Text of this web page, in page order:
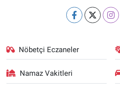
Nöbetçi Eczaneler
Namaz Vakitleri